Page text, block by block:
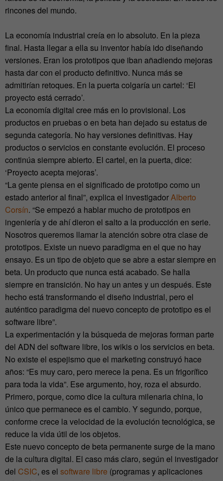
rincones del mundo.
La economía industrial creía en lo absoluto. En la pieza
final. Hasta llegar a ella su inventor había ido diseñando
versiones. Eran los prototipos que iban añadiendo mejoras
hasta dar con el producto definitivo. Nunca más se
admitirían retoques. En la puerta colgaría un cartel: ‘El
proyecto está cerrado’.
La economía digital cree más en lo provisional. Los
productos en pruebas o en beta han dejado su estatus de
segunda categoría. No hay versiones definitivas. Hay
productos o servicios en constante evolución. El proceso
continúa siempre abierto. El cartel, en la puerta, dice:
‘Proyecto acepta mejoras’.
“La gente piensa en el significado de prototipo como un
estado anterior al final”, explica el investigadorAlberto
Corsín. “Se empezó a hablar mucho de prototipos en
ingeniería y de ahí dieron el salto a la producción en serie.
Nosotros queremos llamar la atención sobre otra clase de
prototipos. Existe un nuevo paradigma en el que no hay
ensayo. Es un tipo de objeto que se abre a estar siempre en
beta. Un producto que nunca está acabado. Se halla
siempre en transición. No hay un antes y un después. Este
hecho está transformando el diseño industrial, pero el
auténtico paradigma del nuevo concepto de prototipo es el
software libre”.
La experimentación y la búsqueda de mejoras forman parte
del ADN del software libre, los wikis o los servicios en beta.
No existe el espejismo que el marketing construyó hace
años: “Es muy caro, pero merece la pena. Es un frigorífico
para toda la vida”. Ese argumento, hoy, roza el absurdo.
Primero, porque, como dice la cultura milenaria china, lo
único que permanece es el cambio. Y segundo, porque,
conforme crece la velocidad de la evolución tecnológica, se
reduce la vida útil de los objetos.
Este nuevo concepto de beta permanente surge de la mano
de la cultura digital. El caso más claro, según el investigador
del CSIC, es el software libre (programas y aplicaciones